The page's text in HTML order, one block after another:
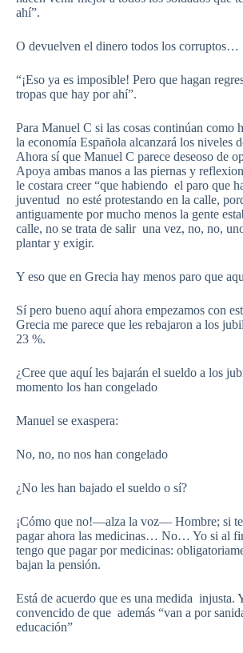
ahí”.
O devuelven el dinero todos los corruptos…
“¡Eso ya es imposible! Pero que hagan
tropas que hay por ahí”.
Para Manuel C si las cosas continúan como
la economía Española alcanzará los niveles
Ahora sí que Manuel C parece deseoso de
Apoya ambas manos a las piernas y
le costara creer “que habiendo el paro que
juventud no esté protestando en la calle,
antiguamente por mucho menos la gente
calle, no se trata de salir una vez, no, no,
plantar y exigir.
Y eso que en Grecia hay menos paro que
Sí pero bueno aquí ahora empezamos con
Grecia me parece que les rebajaron a los
23 %.
¿Cree que aquí les bajarán el sueldo a los
momento los han congelado
Manuel se exaspera:
No, no, no nos han congelado
¿No les han bajado el sueldo o sí?
¡Cómo que no!—alza la voz— Hombre; si
pagar ahora las medicinas… No… Yo si al
tengo que pagar por medicinas:
bajan la pensión.
Está de acuerdo que es una medida injusta.
convencido de que además “van a por
educación”